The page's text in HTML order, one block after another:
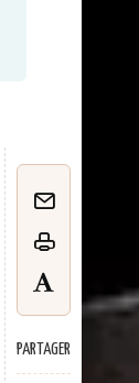
PARTAGER